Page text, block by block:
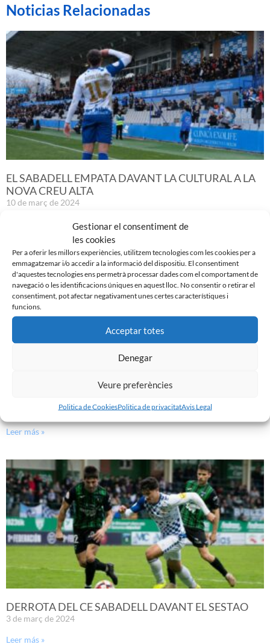
Gestionar el consentiment de
les cookies
Per a oferir les millors experiències, utilitzem tecnologies com les cookies per a
emmagatzemar i/o accedir a la informació del dispositiu. El consentiment
d'aquestes tecnologies ens permetrà processar dades com el comportament de
navegació o les identificacions úniques en aquest lloc. No consentir o retirar el
consentiment, pot afectar negativament unes certes característiques i
funcions.
Acceptar totes
Denegar
Veure preferències
Politica de CookiesPolitica de privacitatAvis Legal
Noticias Relacionadas
EL SABADELL EMPATA DAVANT LA CULTURAL A LA
NOVA CREU ALTA
10 de març de 2024
9 de març de 2024
Leer más »
DERROTA DEL CE SABADELL DAVANT EL SESTAO
3 de març de 2024
Leer más »